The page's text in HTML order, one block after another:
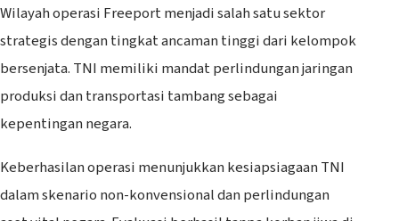
Wilayah operasi Freeport menjadi salah satu sektor
strategis dengan tingkat ancaman tinggi dari kelompok
bersenjata. TNI memiliki mandat perlindungan jaringan
produksi dan transportasi tambang sebagai
kepentingan negara.
Keberhasilan operasi menunjukkan kesiapsiagaan TNI
dalam skenario non-konvensional dan perlindungan